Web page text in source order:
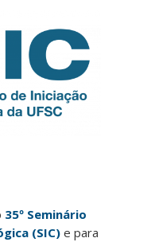
35º Seminário
(SIC) e para